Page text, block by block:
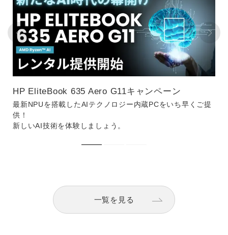
HP EliteBook 635 Aero G11キャンペーン
最新NPUを搭載したAIテクノロジー内蔵PCをいち早くご提
供！
新しいAI技術を体験しましょう。
一覧を見る